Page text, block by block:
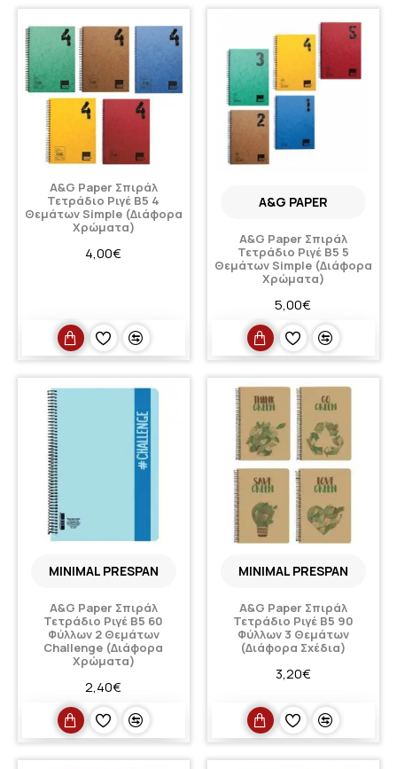
A&G Paper Σπιράλ
Τετράδιο Ριγέ Β5 4
Θεμάτων Simple (Διάφορα
Χρώματα)
4,00€
A&G PAPER
A&G Paper Σπιράλ
Τετράδιο Ριγέ Β5 5
Θεμάτων Simple (Διάφορα
Χρώματα)
5,00€
MINIMAL PRESPAN
A&G Paper Σπιράλ
Τετράδιο Ριγέ Β5 60
Φύλλων 2 Θεμάτων
Challenge (Διάφορα
Χρώματα)
2,40€
MINIMAL PRESPAN
A&G Paper Σπιράλ
Τετράδιο Ριγέ Β5 90
Φύλλων 3 Θεμάτων
(Διάφορα Σχέδια)
3,20€